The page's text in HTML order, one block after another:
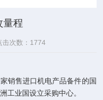
量程
击次数：1774
销售进口机电产品备件的国
工业国设立采购中心。